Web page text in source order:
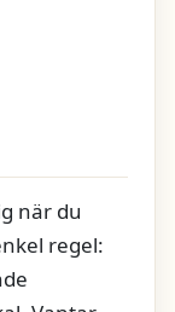
när du
regel: